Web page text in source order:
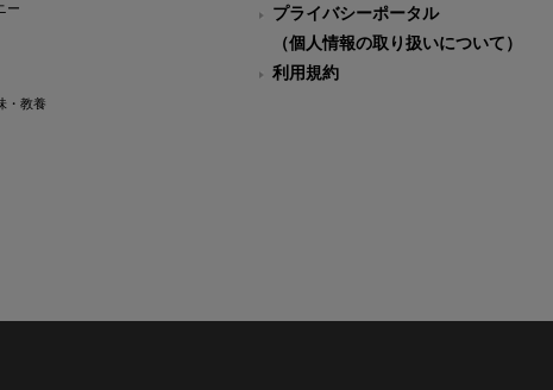
ー
・教養
プライバシーポータル
（個人情報の取り扱いについて）
利用規約